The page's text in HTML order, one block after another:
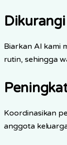
Biarkan AI kami
rutin, sehingga
Koordinasikan
anggota